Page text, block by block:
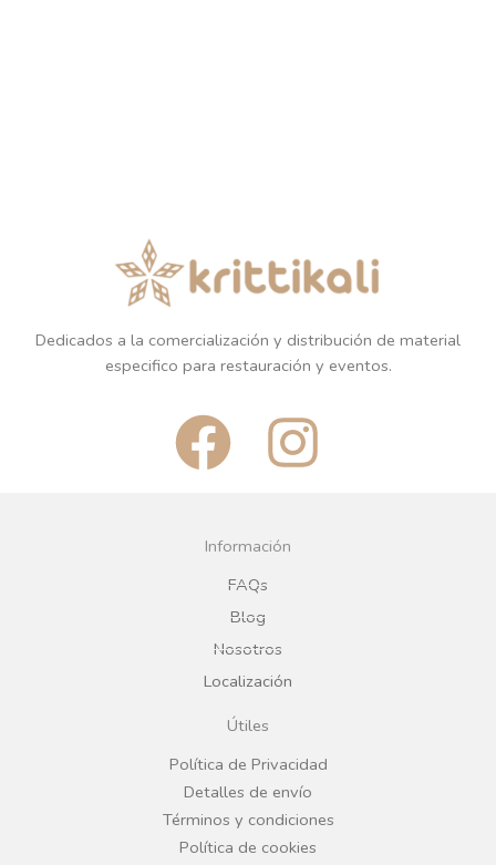
Dedicados a la comercialización y distribución de material
especifico para restauración y eventos.
F
a
c
e
b
o
o
k
I
n
g
r
a
Información
FAQs
Blog
Nosotros
Localización
Útiles
Política de Privacidad
Detalles de envío
Términos y condiciones
Política de cookies